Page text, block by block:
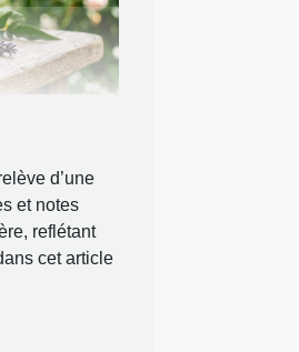
d’une
et notes
reflétant
cet article